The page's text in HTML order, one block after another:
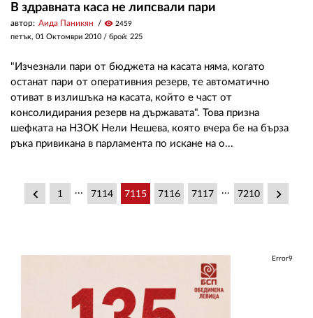
В здравната каса не липсвали пари
автор: Аида Паникян visibility 2459
петък, 01 Октомври 2010 / брой: 225
"Изчезнали пари от бюджета на касата няма, когато
останат пари от оперативния резерв, те автоматично
отиват в излишъка на касата, който е част от
консолидирания резерв на държавата". Това призна
шефката на НЗОК Нели Нешева, която вчера бе на бърза
ръка привикана в парламента по искане на о...
keyboard_arrow_left 1 ... 7114 7115 7116 7117 ... 7210 keyboard_arrow_right
Error9